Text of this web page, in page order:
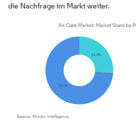
die Nachfrage im Markt weiter.